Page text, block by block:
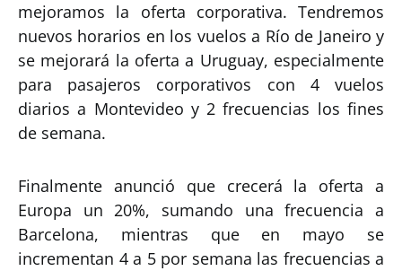
mejoramos la oferta corporativa. Tendremos
nuevos horarios en los vuelos a Río de Janeiro y
se mejorará la oferta a Uruguay, especialmente
para pasajeros corporativos con 4 vuelos
diarios a Montevideo y 2 frecuencias los fines
de semana.
Finalmente anunció que crecerá la oferta a
Europa un 20%, sumando una frecuencia a
Barcelona, mientras que en mayo se
incrementan 4 a 5 por semana las frecuencias a